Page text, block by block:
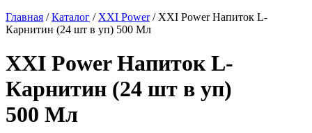
Главная /Каталог / XXI Power/ XXI Power Напиток L-
Карнитин (24 шт в уп) 500 Мл
XXI Power Напиток L-
Карнитин (24 шт в уп)
500 Мл